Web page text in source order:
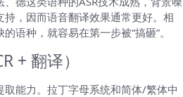
，因而语音翻译效果通常更好。相
语种，就容易在第一步被“搞砸”。
+ 翻译）
取能力。拉丁字母系统和简体/繁体中